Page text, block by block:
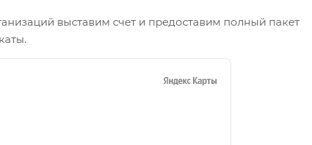
выставим счет и предоставим полный пакет